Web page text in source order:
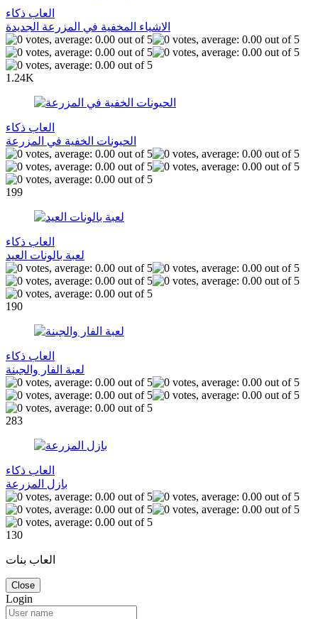
العاب ذكاء
الاشياء المخفية في المزرعة الجديدة
1.24K
العاب ذكاء
الحيونات الخفية في المزرعة
199
العاب ذكاء
لعبة بالونات العيد
190
العاب ذكاء
لعبة الفار والجبنة
283
العاب ذكاء
بازل المزرعة
130
العاب بنات
Close
Login